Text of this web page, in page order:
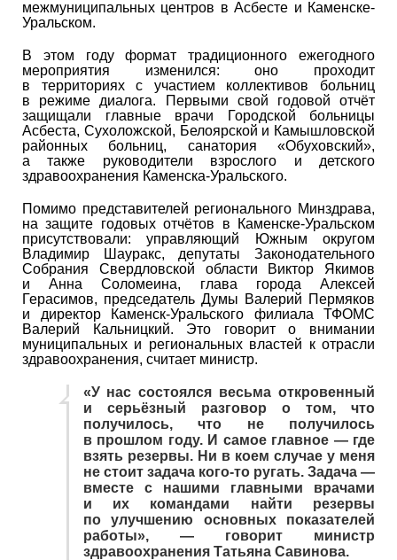
межмуниципальных центров в Асбесте и Каменске-
Уральском.
В этом году формат традиционного ежегодного
мероприятия изменился: оно проходит
в территориях с участием коллективов больниц
в режиме диалога. Первыми свой годовой отчёт
защищали главные врачи Городской больницы
Асбеста, Сухоложской, Белоярской и Камышловской
районных больниц, санатория «Обуховский»,
а также руководители взрослого и детского
здравоохранения Каменска-Уральского.
Помимо представителей регионального Минздрава,
на защите годовых отчётов в Каменске-Уральском
присутствовали: управляющий Южным округом
Владимир Шауракс, депутаты Законодательного
Собрания Свердловской области Виктор Якимов
и Анна Соломеина, глава города Алексей
Герасимов, председатель Думы Валерий Пермяков
и директор Каменск-Уральского филиала ТФОМС
Валерий Кальницкий. Это говорит о внимании
муниципальных и региональных властей к отрасли
здравоохранения, считает министр.
«У нас состоялся весьма откровенный
и серьёзный разговор о том, что
получилось, что не получилось
в прошлом году. И самое главное — где
взять резервы. Ни в коем случае у меня
не стоит задача кого-то ругать. Задача —
вместе с нашими главными врачами
и их командами найти резервы
по улучшению основных показателей
работы», — говорит министр
здравоохранения Татьяна Савинова.